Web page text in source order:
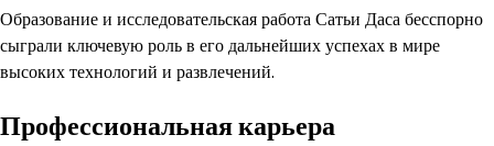
Образование и исследовательская работа Сатьи Даса бесспорно
сыграли ключевую роль в его дальнейших успехах в мире
высоких технологий и развлечений.
Профессиональная карьера